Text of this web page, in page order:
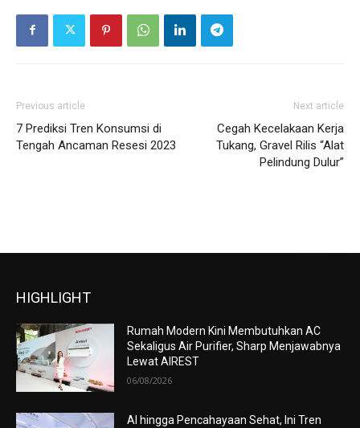
Previous article
7 Prediksi Tren Konsumsi di
Tengah Ancaman Resesi 2023
Next article
Cegah Kecelakaan Kerja
Tukang, Gravel Rilis “Alat
Pelindung Dulur”
HIGHLIGHT
Rumah Modern Kini Membutuhkan AC
Sekaligus Air Purifier, Sharp Menjawabnya
Lewat AIREST
06/08/2026
AI hingga Pencahayaan Sehat, Ini Tren